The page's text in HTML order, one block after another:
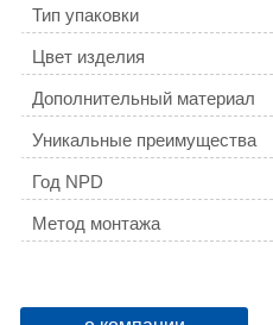
Тип упаковки
Цвет изделия
Дополнительный материал
Уникальные преимущества
Год NPD
Метод монтажа